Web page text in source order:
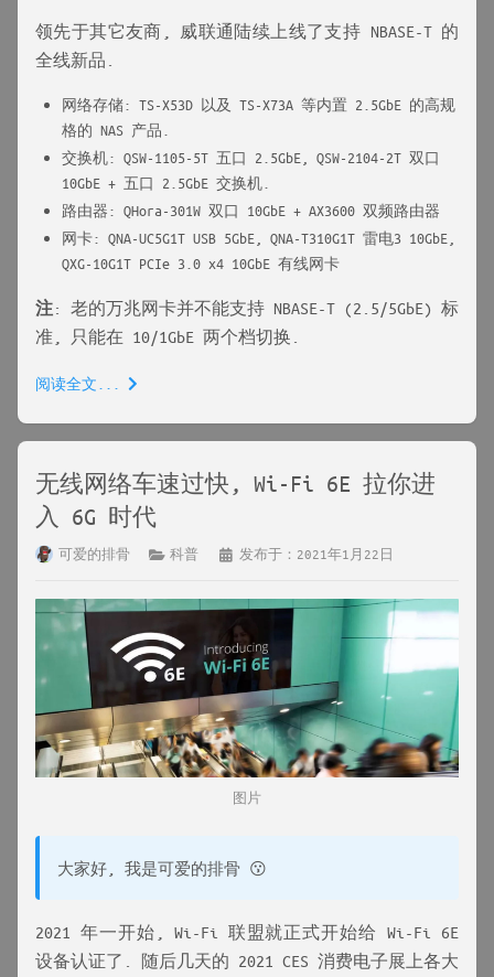
领先于其它友商, 威联通陆续上线了支持 NBASE-T 的
全线新品.
网络存储: TS-X53D 以及 TS-X73A 等内置 2.5GbE 的高规
格的 NAS 产品.
交换机: QSW-1105-5T 五口 2.5GbE, QSW-2104-2T 双口
10GbE + 五口 2.5GbE 交换机.
路由器: QHora-301W 双口 10GbE + AX3600 双频路由器
网卡: QNA-UC5G1T USB 5GbE, QNA-T310G1T 雷电3 10GbE,
QXG-10G1T PCIe 3.0 x4 10GbE 有线网卡
注: 老的万兆网卡并不能支持 NBASE-T (2.5/5GbE) 标
准, 只能在 10/1GbE 两个档切换.
阅读全文...
无线网络车速过快, Wi-Fi 6E 拉你进
入 6G 时代
可爱的排骨 科普 发布于：2021年1月22日
图片
大家好, 我是可爱的排骨 😗
2021 年一开始, Wi-Fi 联盟就正式开始给 Wi-Fi 6E
设备认证了. 随后几天的 2021 CES 消费电子展上各大